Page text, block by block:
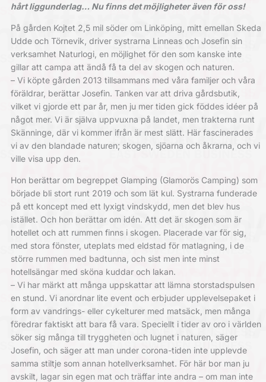
hårt liggunderlag… Nu finns det möjligheter även för oss!
På gården Kojtet 2,5 mil söder om Linköping, mitt emellan Skeda
Udde och Törnevik, driver systrarna Linneas och Josefin sin
verksamhet Naturlogi, en möjlighet för den som kanske inte
gillar att campa att ändå få ta del av skogen och naturen.
– Vi köpte gården 2013 tillsammans med våra familjer och våra
föräldrar, berättar Josefin. Tanken var att driva gårdsbutik,
vilket vi gjorde ett par år, men ju mer tiden gick föddes idéer på
något mer. Vi är själva uppvuxna på landet, men trakterna runt
Skänninge, där vi kommer ifrån är mest slätt. Här fascinerades
vi av den blandade naturen; skogen, sjöarna och åkrarna, och vi
ville visa upp den.
Hon berättar om begreppet Glamping (Glamorös Camping) som
började bli stort runt 2019 och som lät kul. Systrarna funderade
på ett koncept med ett lyxigt vindskydd, men det blev hus
istället. Och hon berättar om idén. Att det är skogen som är
hotellet och att rummen finns i skogen. Placerade var för sig,
med stora fönster, uteplats med eldstad för matlagning, i de
större rummen med badtunna, och sist men inte minst
hotellsängar med sköna kuddar och lakan.
– Vi har märkt att många uppskattar att lämna storstadspulsen
en stund. Vi anordnar lite event och erbjuder upplevelsepaket i
form av vandrings- eller cykelturer med matsäck, men många
föredrar faktiskt att bara få vara. Speciellt i tider av oro i världen
söker sig många till tryggheten och lugnet i naturen, säger
Josefin, och säger att man under corona-tiden inte upplevde
samma stiltje som annan hotellverksamhet. För här bor man ju
avskilt, lagar sin egen mat och träffar inte andra – om man inte